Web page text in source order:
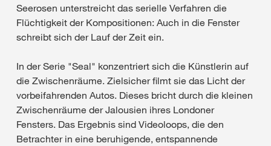
Seerosen unterstreicht das serielle Verfahren die
Flüchtigkeit der Kompositionen: Auch in die Fenster
schreibt sich der Lauf der Zeit ein.
In der Serie "Seal" konzentriert sich die Künstlerin auf
die Zwischenräume. Zielsicher filmt sie das Licht der
vorbeifahrenden Autos. Dieses bricht durch die kleinen
Zwischenräume der Jalousien ihres Londoner
Fensters. Das Ergebnis sind Videoloops, die den
Betrachter in eine beruhigende, entspannende